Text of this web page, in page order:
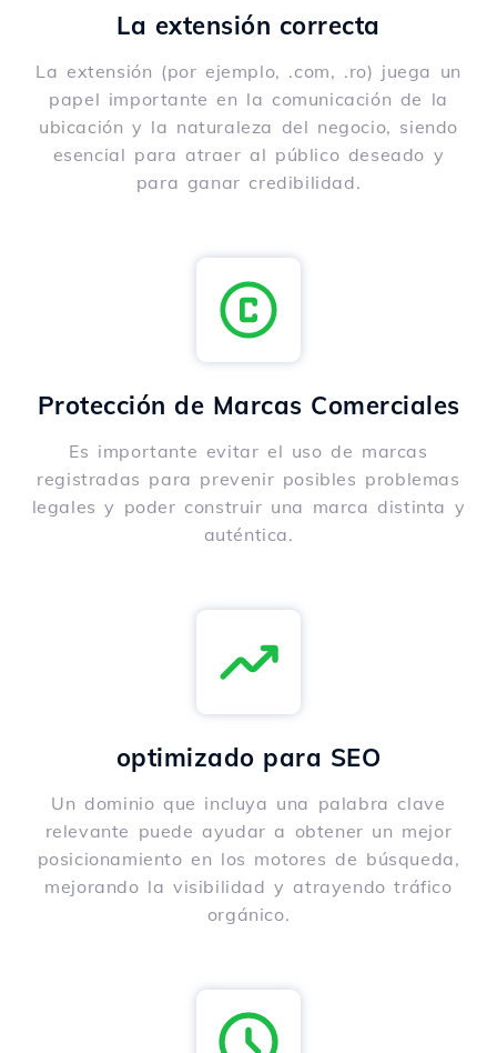
La extensión correcta
La extensión (por ejemplo, .com, .ro) juega un
papel importante en la comunicación de la
ubicación y la naturaleza del negocio, siendo
esencial para atraer al público deseado y
para ganar credibilidad.
Protección de Marcas Comerciales
Es importante evitar el uso de marcas
registradas para prevenir posibles problemas
legales y poder construir una marca distinta y
auténtica.
optimizado para SEO
Un dominio que incluya una palabra clave
relevante puede ayudar a obtener un mejor
posicionamiento en los motores de búsqueda,
mejorando la visibilidad y atrayendo tráfico
orgánico.